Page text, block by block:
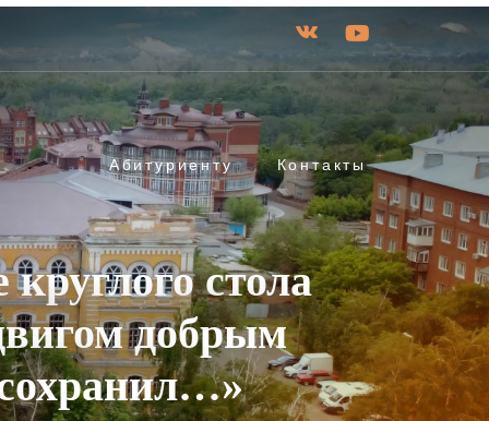
Абитуриенту Контакты
стола
добрым